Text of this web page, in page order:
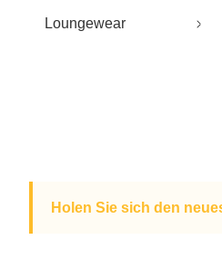
Loungewear
Holen Sie sich den